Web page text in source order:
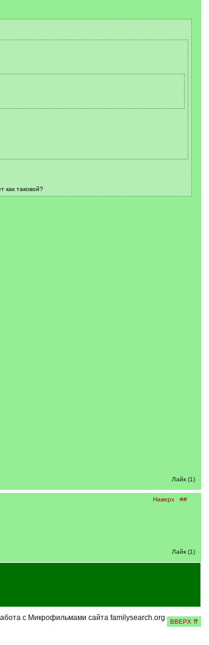
как таковой?
Лайк (1)
Наверх ##
Лайк (1)
с Микрофильмами сайта familysearch.org
ВВЕРХ ⇈